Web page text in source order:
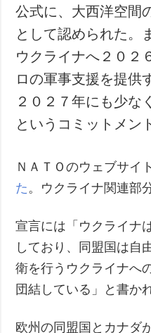
公式に、大西洋空間
として認められた。
ウクライナへ２０２
ロの軍事支援を提供
２０２７年にも少な
というコミットメン
ＮＡＴＯのウェブサイ
た 。ウクライナ関連部
宣言には「ウクライナ
しており、同盟国は自
衛を行うウクライナへ
団結している」と書か
欧州の同盟国とカナダ